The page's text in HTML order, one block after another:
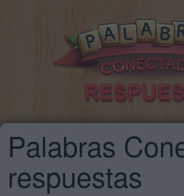
Palabras
respuestas